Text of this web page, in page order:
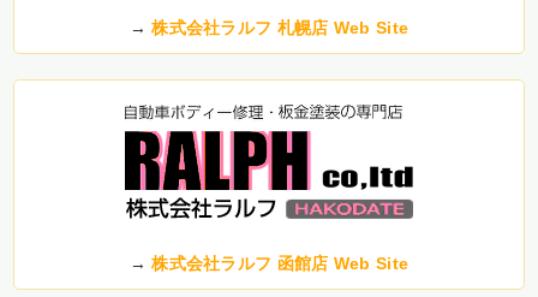
→株式会社ラルフ 札幌店 Web Site
→株式会社ラルフ 函館店 Web Site